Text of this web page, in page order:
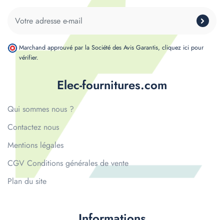
Elec-fournitures.com
Qui sommes nous ?
Contactez nous
Mentions légales
CGV Conditions générales de vente
Plan du site
Marchand approuvé par la Société des Avis Garantis, cliquez ici pour
vérifier.